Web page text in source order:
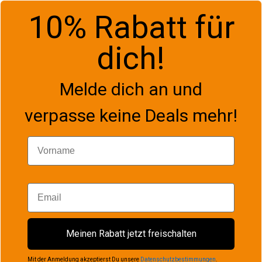
10% Rabatt für
dich!
Melde dich an und
verpasse keine Deals mehr!
Vorname
Email
Meinen Rabatt jetzt freischalten
Mit der Anmeldung akzeptierst Du unsere Datenschutzbestimmungen